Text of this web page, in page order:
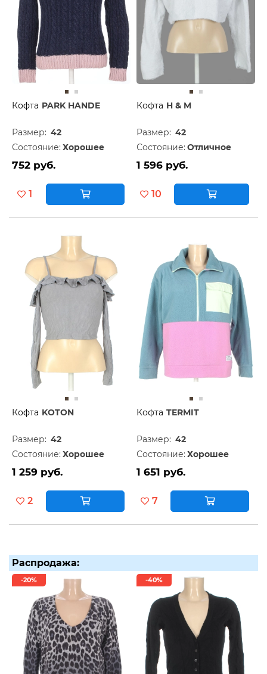
Кофта PARK HANDE
Размер: 42
Состояние: Хорошее
752 руб.
1
Кофта H & M
Размер: 42
Состояние: Отличное
1 596 руб.
10
Кофта KOTON
Размер: 42
Состояние: Хорошее
1 259 руб.
2
Кофта TERMIT
Размер: 42
Состояние: Хорошее
1 651 руб.
7
Распродажа:
-20% -40%